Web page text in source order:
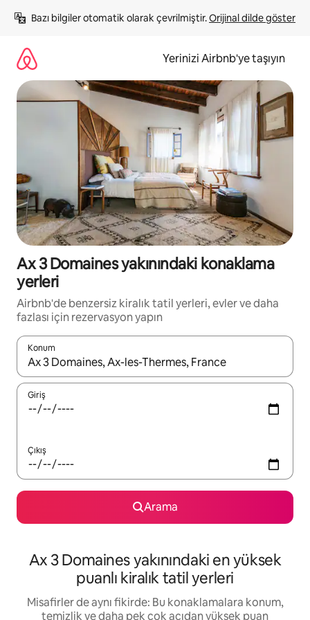
atla
Bazı bilgiler otomatik olarak çevrilmiştir. Orijinal dilde göster
Yerinizi Airbnb'ye taşıyın
Ax 3 Domaines yakınındaki konaklama
yerleri
Airbnb'de benzersiz kiralık tatil yerleri, evler ve daha
fazlası için rezervasyon yapın
Konum
Sonuçlar kullanılabilir olduğunda yukarı ve aşağı oklarıyla
Giriş
Çıkış
Arama
Ax 3 Domaines yakınındaki en yüksek
puanlı kiralık tatil yerleri
Misafirler de aynı fikirde: Bu konaklamalara konum,
temizlik ve daha pek çok açıdan yüksek puan